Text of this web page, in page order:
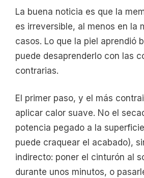
La buena noticia es que la
es irreversible, al menos en la
casos. Lo que la piel aprendió
puede desaprenderlo con las
contrarias.
El primer paso, y el más
aplicar calor suave. No el
potencia pegado a la
puede craquear el acabado),
indirecto: poner el cinturón al
durante unos minutos, o